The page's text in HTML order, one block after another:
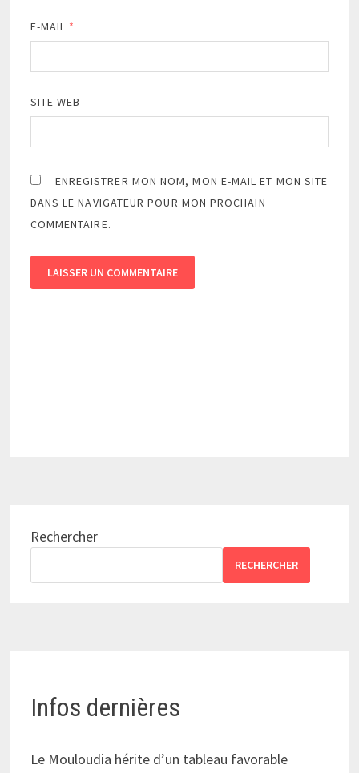
E-MAIL *
SITE WEB
ENREGISTRER MON NOM, MON E-MAIL ET MON SITE
DANS LE NAVIGATEUR POUR MON PROCHAIN
COMMENTAIRE.
Rechercher
RECHERCHER
Infos dernières
Le Mouloudia hérite d’un tableau favorable